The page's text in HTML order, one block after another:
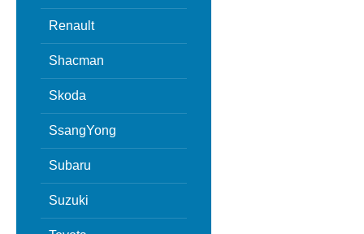
Renault
Shacman
Skoda
SsangYong
Subaru
Suzuki